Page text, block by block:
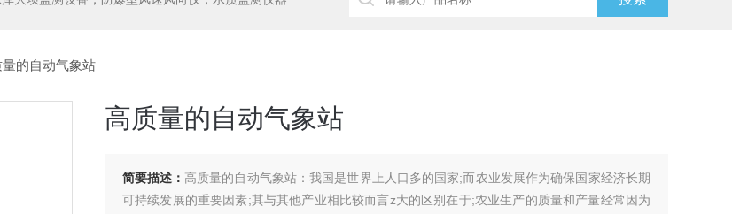
的自动气象站
高质量的自动气象站
简要描述： 高质量的自动气象站：我国是世界上人口多的国家;而农业发展作为确保国家经济长期
可持续发展的重要因素;其与其他产业相比较而言z大的区别在于;农业生产的质量和产量经常因为